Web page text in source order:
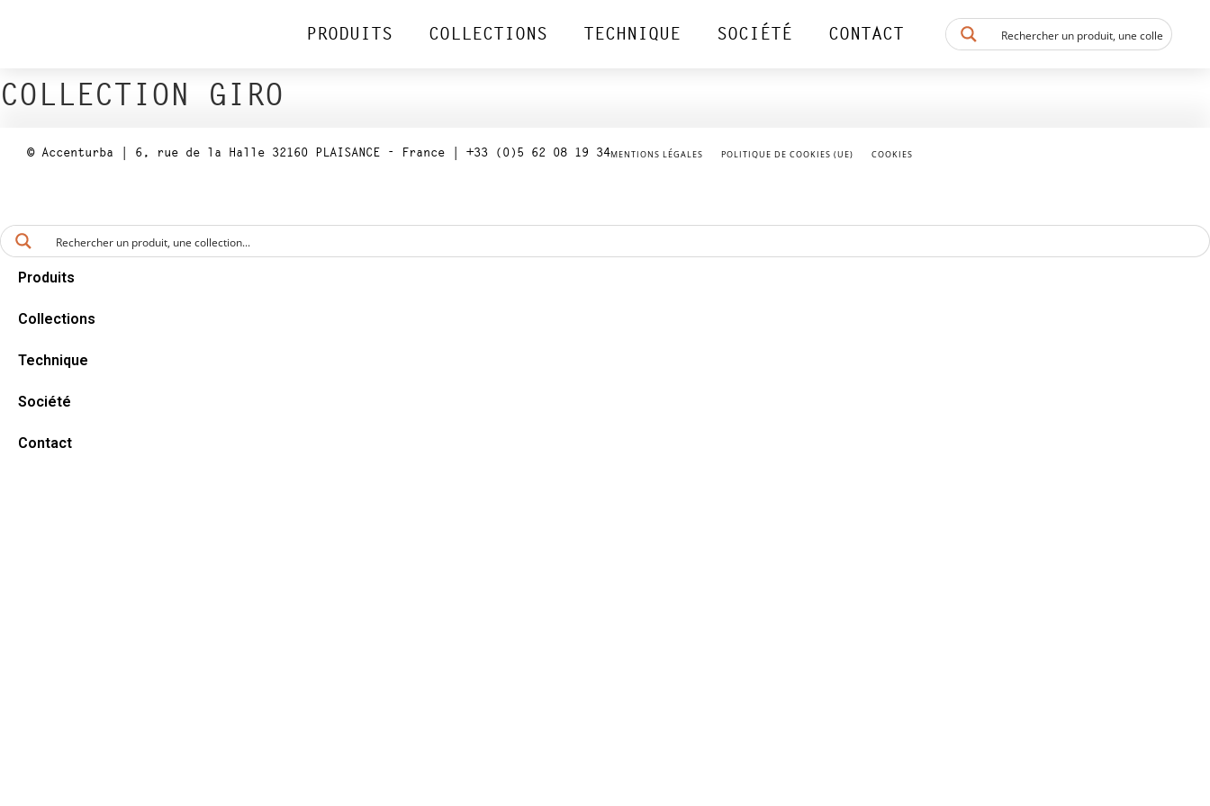
PRODUITS COLLECTIONS TECHNIQUE SOCIÉTÉ CONTACT
COLLECTION GIRO
© Accenturba | 6, rue de la Halle 32160 PLAISANCE - France | +33 (0)5 62 08 19 34MENTIONS LÉGALES POLITIQUE DE COOKIES (UE) COOKIES
Produits
Collections
Technique
Société
Contact